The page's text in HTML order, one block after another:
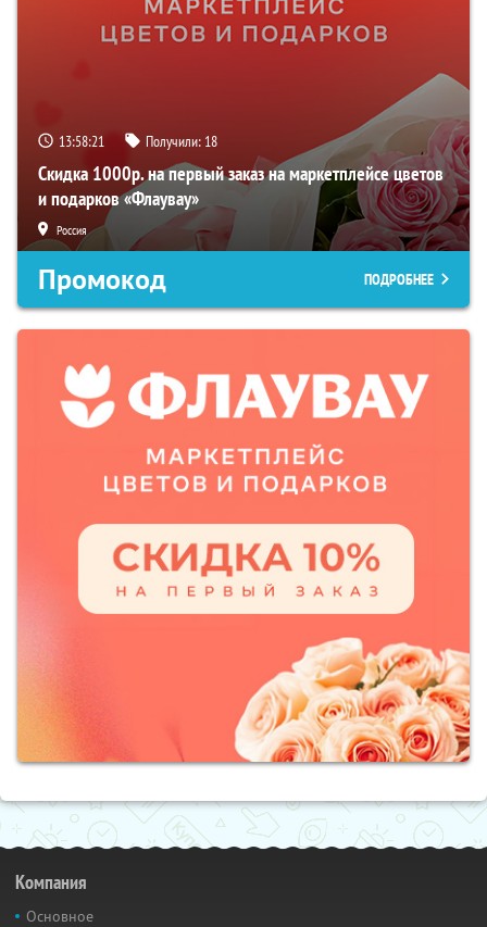
13:58:19 Получили: 18
Скидка 1000р. на первый заказ на маркетплейсе цветов
и подарков «Флаувау»
Россия
Промокод ПОДРОБНЕЕ
Компания
Основное